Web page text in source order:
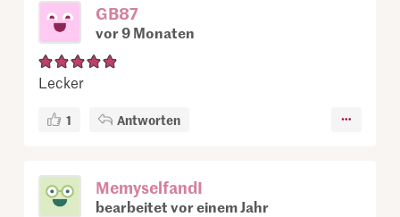
GB87
vor 9 Monaten
Lecker
1 Antworten
MemyselfandI
bearbeitet vor einem Jahr